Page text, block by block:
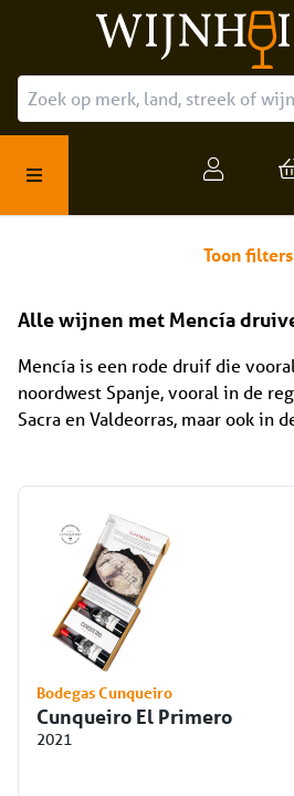
Onze producten
Veelgestelde vragen
Toon filters
Alle wijnen met Mencía
Mencía is een rode druif die
noordwest Spanje, vooral in de
Sacra en Valdeorras, maar ook in
Bodegas Cunqueiro
Cunqueiro El Primero
2021